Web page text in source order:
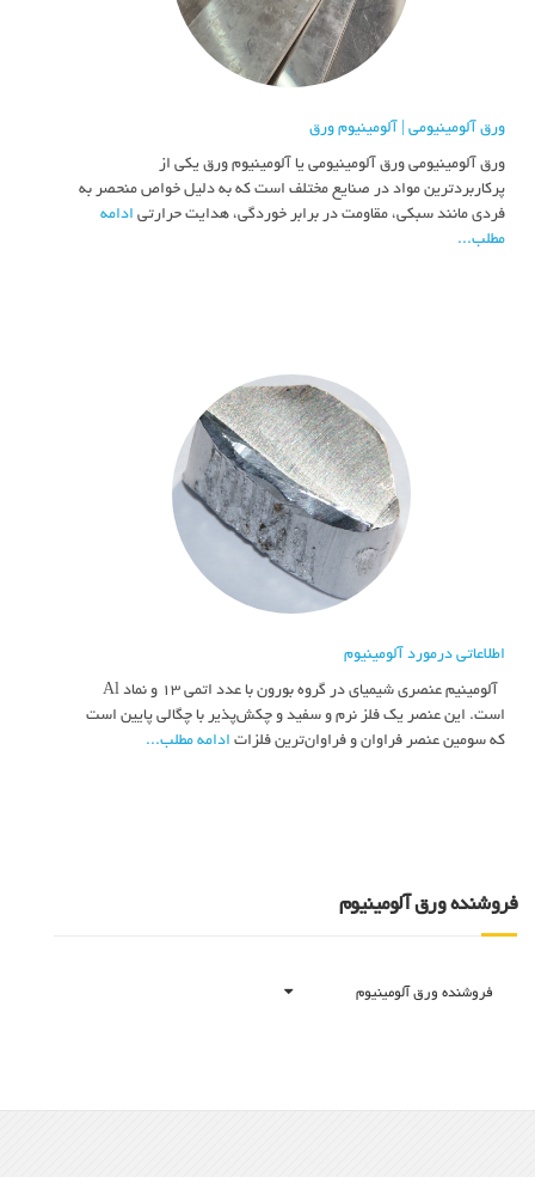
ورق آلومینیومی | آلومینیوم ورق
ورق آلومینیومی ورق آلومینیومی یا آلومینیوم ورق یکی از
پرکاربردترین مواد در صنایع مختلف است که به دلیل خواص منحصر به
فردی مانند سبکی، مقاومت در برابر خوردگی، هدایت حرارتی ادامه
مطلب...
اطلاعاتی درمورد آلومینیوم
آلومینیم عنصری شیمیای در گروه بورون با عدد اتمی ۱۳ و نماد Al
است. این عنصر یک فلز نرم و سفید و چکش‌پذیر با چگالی پایین است
که سومین عنصر فراوان و فراوان‌ترین فلزات ادامه مطلب...
فروشنده ورق آلومینیوم
فروشنده ورق آلومینیوم